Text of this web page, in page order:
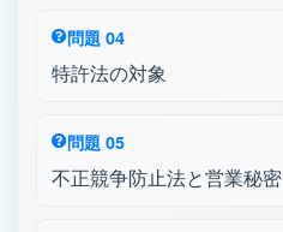
問題 04
特許法の対象
問題 05
不正競争防止法と営業秘密